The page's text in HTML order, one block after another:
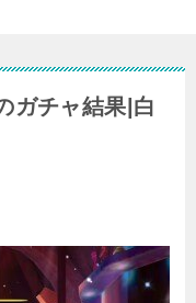
ガチャ結果|白